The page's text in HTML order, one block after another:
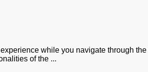
while you navigate through
of the ...